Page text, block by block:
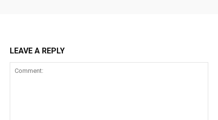
LEAVE A REPLY